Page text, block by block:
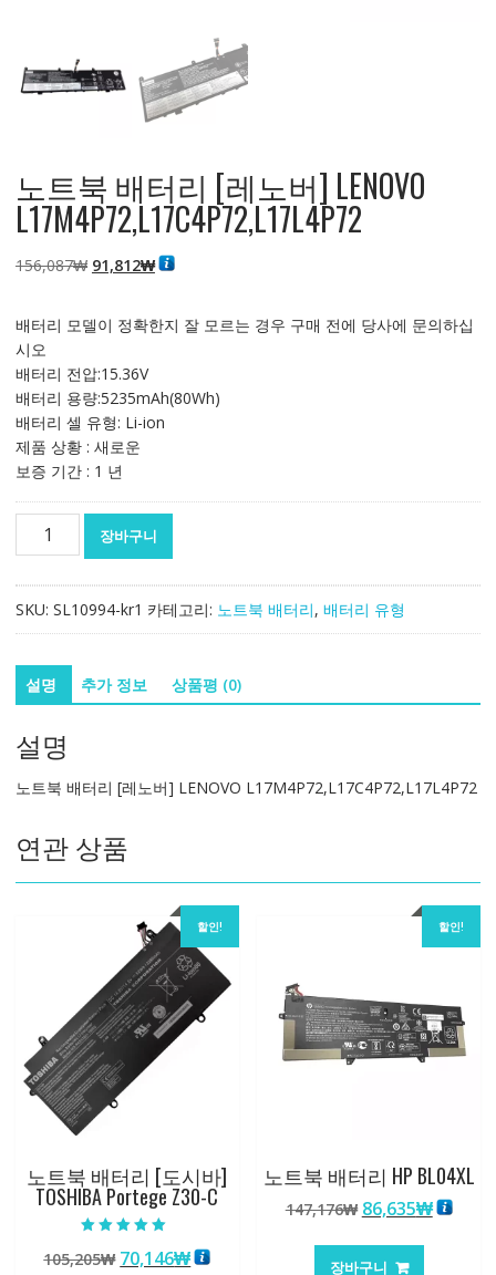
노트북 배터리 [레노버] LENOVO
L17M4P72,L17C4P72,L17L4P72
156,087₩ 원
격:
91,812₩현
격:
배터리 모델이 정확한지 잘 모르는 경우 구매 전에 당사에 문의하십
시오
배터리 전압:15.36V
배터리 용량:5235mAh(80Wh)
배터리 셀 유형: Li-ion
제품 상황 : 새로운
보증 기간 : 1 년
터
[레
노
LENOVO
L17M4P72,L17C4P72,L17L4P72
수
장바구니
SKU: SL10994-kr1 카테고리: 노트북 배터리, 배터리 유형
설명 추가 정보 상품평 (0)
설명
노트북 배터리 [레노버] LENOVO L17M4P72,L17C4P72,L17L4P72
연관 상품
할인!
노트북 배터리 [도시바]
TOSHIBA Portege Z30-C
5.00
로 평가됨
105,205₩ 원
70,146₩현
할인!
노트북 배터리 HP BL04XL
147,176₩ 원
가
86,635₩현
장바구니